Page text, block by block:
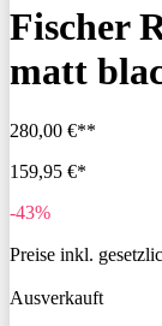
Fischer
matt
280,00 €**
159,95 €*
-43%
Preise inkl.
Ausverkauft